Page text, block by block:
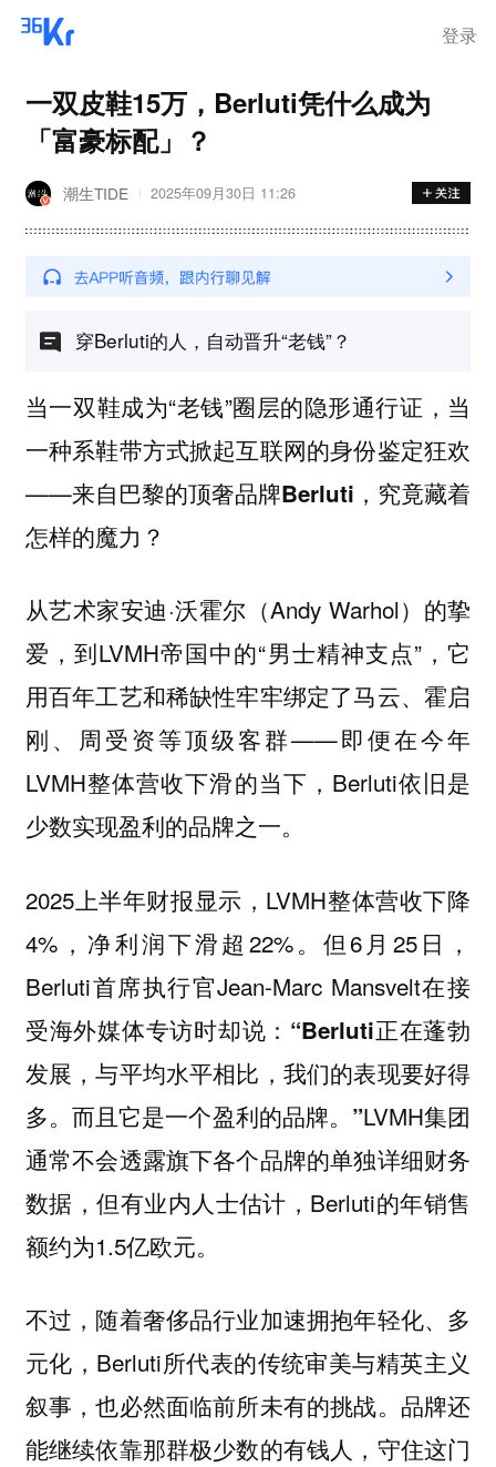
登录
一双皮鞋15万，Berluti凭什么成为
「富豪标配」？
潮生TIDE 2025年09月30日 11:26
穿Berluti的人，自动晋升“老钱”？
当一双鞋成为“老钱”圈层的隐形通行证，当
一种系鞋带方式掀起互联网的身份鉴定狂欢
——来自巴黎的顶奢品牌Berluti，究竟藏着
怎样的魔力？
从艺术家安迪·沃霍尔（Andy Warhol）的挚
爱，到LVMH帝国中的“男士精神支点”，它
用百年工艺和稀缺性牢牢绑定了马云、霍启
刚、周受资等顶级客群——即便在今年
LVMH整体营收下滑的当下，Berluti依旧是
少数实现盈利的品牌之一。
2025上半年财报显示，LVMH整体营收下降
4%，净利润下滑超22%。但6月25日，
Berluti首席执行官Jean-Marc Mansvelt在接
受海外媒体专访时却说： “Berluti正在蓬勃
发展，与平均水平相比，我们的表现要好得
多。而且它是一个盈利的品牌。”LVMH集团
通常不会透露旗下各个品牌的单独详细财务
数据，但有业内人士估计，Berluti的年销售
额约为1.5亿欧元。
不过，随着奢侈品行业加速拥抱年轻化、多
元化，Berluti所代表的传统审美与精英主义
叙事，也必然面临前所未有的挑战。 品牌还
能继续依靠那群极少数的有钱人，守住这门